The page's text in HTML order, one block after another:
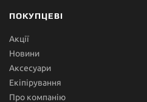
ПОКУПЦЕВІ
Акції
Новини
Аксесуари
Екіпірування
Про компанію